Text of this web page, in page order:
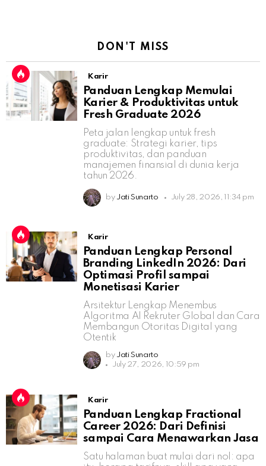
DON'T MISS
Karir
Panduan Lengkap Memulai
Karier & Produktivitas untuk
Fresh Graduate 2026
Peta jalan lengkap untuk fresh
graduate: Strategi karier, tips
produktivitas, dan panduan
manajemen finansial di dunia kerja
tahun 2026.
by Jati Sunarto July 28, 2026, 11:34 pm
Karir
Panduan Lengkap Personal
Branding LinkedIn 2026: Dari
Optimasi Profil sampai
Monetisasi Karier
Arsitektur Lengkap Menembus
Algoritma AI Rekruter Global dan Cara
Membangun Otoritas Digital yang
Otentik
by Jati Sunarto
July 27, 2026, 10:59 pm
Karir
Panduan Lengkap Fractional
Career 2026: Dari Definisi
sampai Cara Menawarkan Jasa
Satu halaman buat mulai dari nol: apa